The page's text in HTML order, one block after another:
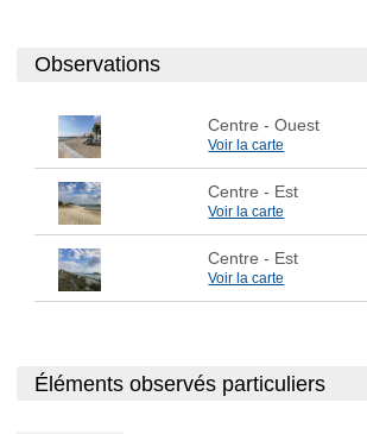
Observations
Centre- Ouest
Voir la carte
Centre- Est
Voir la carte
Centre- Est
Voir la carte
Éléments observés particuliers